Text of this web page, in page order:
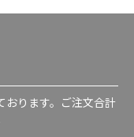
おります。ご注文合計